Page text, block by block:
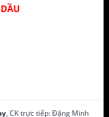
, CK trực tiếp: Đặng Minh